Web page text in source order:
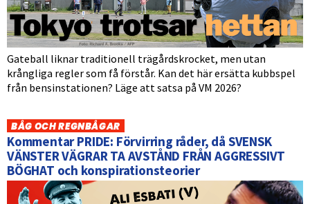
Gateball liknar traditionell trägårdskrocket, men utan
krångliga regler som få förstår. Kan det här ersätta kubbspel
från bensinstationen? Läge att satsa på VM 2026?
BÅG OCH REGNBÅGAR
Kommentar PRIDE: Förvirring råder, då SVENSK
VÄNSTER VÄGRAR TA AVSTÅND FRÅN AGGRESSIVT
BÖGHAT och konspirationsteorier